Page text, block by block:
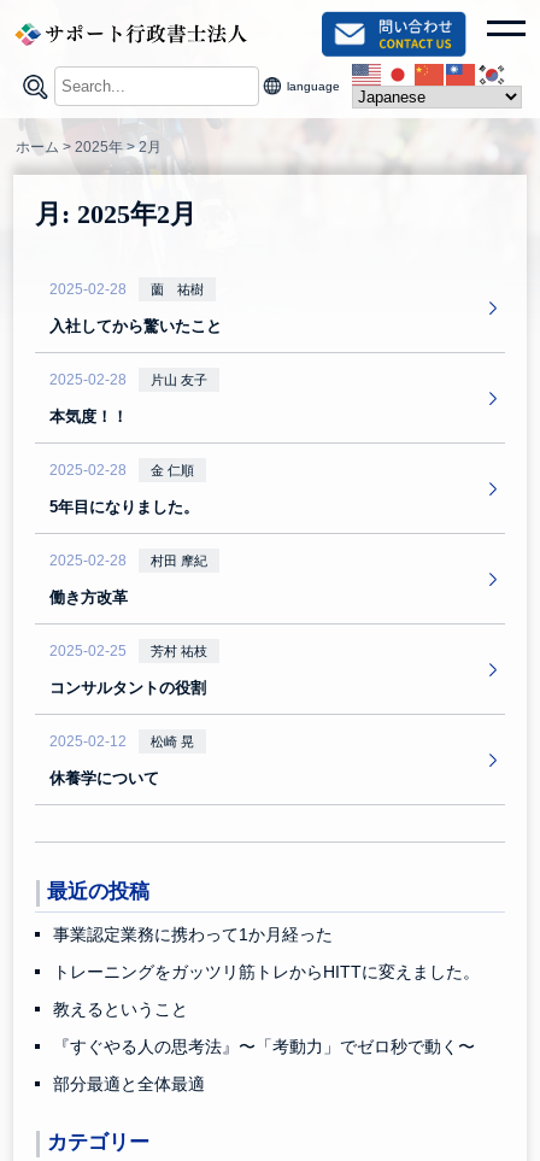
content
language
ホーム >2025年>2月
月: 2025年2月
2025-02-28 薗 祐樹
入社してから驚いたこと
2025-02-28 片山 友子
本気度！！
2025-02-28 金 仁順
5年目になりました。
2025-02-28 村田 摩紀
働き方改革
2025-02-25 芳村 祐枝
コンサルタントの役割
2025-02-12 松崎 晃
休養学について
最近の投稿
事業認定業務に携わって1か月経った
トレーニングをガッツリ筋トレからHITTに変えました。
教えるということ
『すぐやる人の思考法』〜「考動力」でゼロ秒で動く〜
部分最適と全体最適
カテゴリー